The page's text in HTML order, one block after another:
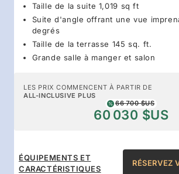
Taille de la suite 1,019 sq ft
Suite d'angle offrant une vue
degrés
Taille de la terrasse 145 sq. ft.
Grande salle à manger et salon
LES PRIX COMMENCENT À PARTIR DE
ALL-INCLUSIVE PLUS
66 700 $US
60 030 $US
ÉQUIPEMENTS ET
CARACTÉRISTIQUES
RÉSERVEZ